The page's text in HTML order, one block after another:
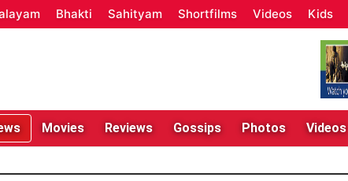
Bhakti Sahityam Shortfilms Videos Kids
Movies Reviews Gossips Photos Videos